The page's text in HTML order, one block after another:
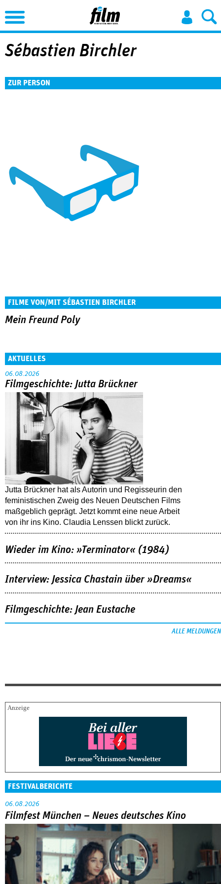
Jump to Navigation
Sébastien Birchler
ZUR PERSON
FILME VON/MIT SÉBASTIEN BIRCHLER
Mein Freund Poly
AKTUELLES
06.08.2026
Filmgeschichte: Jutta Brückner
Jutta Brückner hat als Autorin und Regisseurin den
feministischen Zweig des Neuen Deutschen Films
maßgeblich geprägt. Jetzt kommt eine neue Arbeit
von ihr ins Kino. Claudia Lenssen blickt zurück.
Wieder im Kino: »Terminator« (1984)
Interview: Jessica Chastain über »Dreams«
Filmgeschichte: Jean Eustache
ALLE MELDUNGEN
FESTIVALBERICHTE
06.08.2026
Filmfest München – Neues deutsches Kino